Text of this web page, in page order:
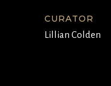
CURATOR
Lillian Colden